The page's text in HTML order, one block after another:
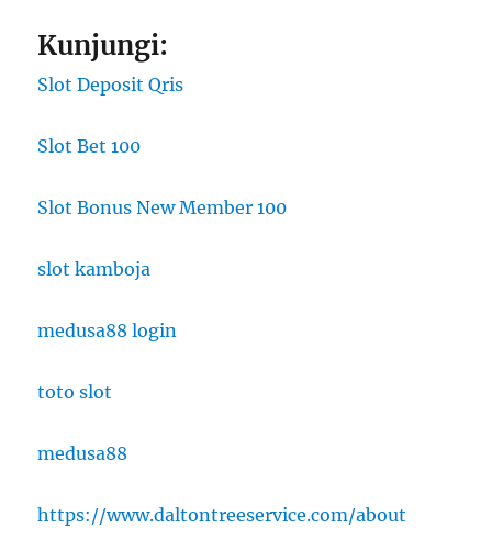
Kunjungi:
Slot Deposit Qris
Slot Bet 100
Slot Bonus New Member 100
slot kamboja
medusa88 login
toto slot
medusa88
https://www.daltontreeservice.com/about